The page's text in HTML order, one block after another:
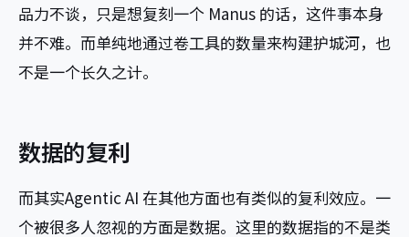
品力不谈，只是想复刻一个 Manus 的话，这件事本身
并不难。而单纯地通过卷工具的数量来构建护城河，也
不是一个长久之计。
数据的复利
而其实Agentic AI 在其他方面也有类似的复利效应。一
个被很多人忽视的方面是数据。这里的数据指的不是类